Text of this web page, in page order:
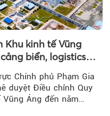
kinh tế Vũng
biển, logistics
Chính phủ Phạm Gia
duyệt Điều chỉnh Quy
Áng đến năm